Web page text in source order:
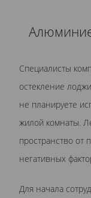
политикой
Специалисты
остекление
не планируете
жилой комнаты.
пространство от
негативных
Для начала